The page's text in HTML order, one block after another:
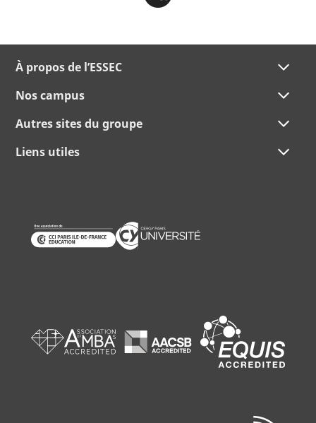
À propos de l’ESSEC
Nos campus
Autres sites du groupe
Liens utiles